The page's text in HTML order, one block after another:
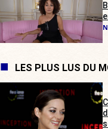
LES PLUS LUS DU